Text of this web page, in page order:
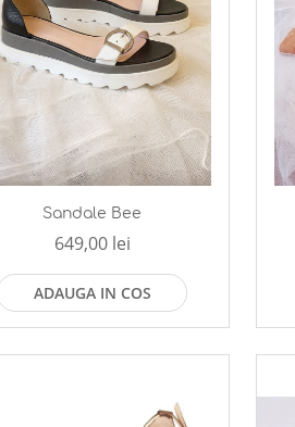
Sandale Bee
649,00 lei
ADAUGA IN COS